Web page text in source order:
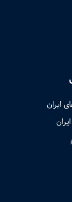
ایران